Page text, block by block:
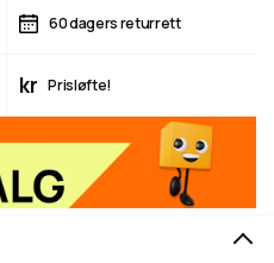
60 dagers returrett
kr Prisløfte!